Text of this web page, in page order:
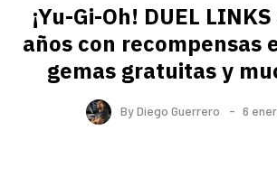
¡Yu-Gi-Oh! DUEL
años con recompensas
gemas gratuitas y
ByDiego Guerrero 6